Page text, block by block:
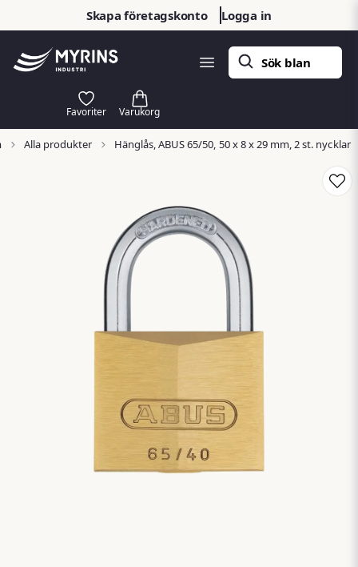
Skapa företagskonto Logga in
Alla produkter Hänglås, ABUS 65/50, 50 x 8 x 29 mm, 2 st. nycklar